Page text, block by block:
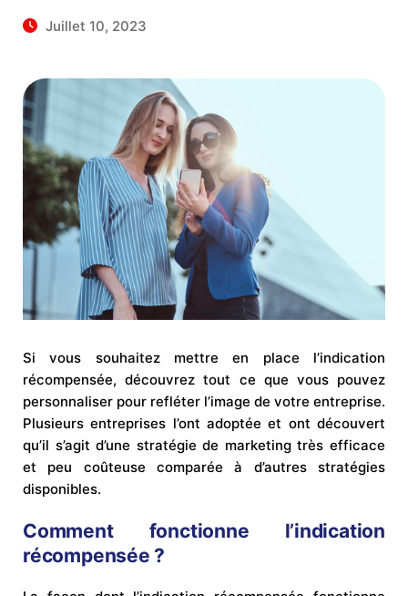
Juillet 10, 2023
Si vous souhaitez mettre en place l’indication
récompensée, découvrez tout ce que vous pouvez
personnaliser pour refléter l’image de votre entreprise.
Plusieurs entreprises l’ont adoptée et ont découvert
qu’il s’agit d’une stratégie de marketing très efficace
et peu coûteuse comparée à d’autres stratégies
disponibles.
Comment fonctionne l’indication
récompensée ?